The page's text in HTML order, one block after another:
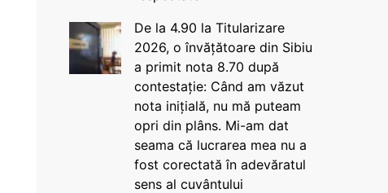
De la 4.90 la Titularizare
2026, o învățătoare din Sibiu
a primit nota 8.70 după
contestație: Când am văzut
nota inițială, nu mă puteam
opri din plâns. Mi-am dat
seama că lucrarea mea nu a
fost corectată în adevăratul
sens al cuvântului